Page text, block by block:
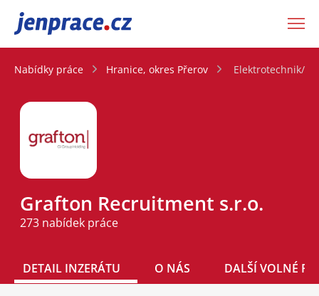
JenPráce.cz
Nabídky práce Hranice, okres Přerov Elektrotechnik/
Grafton Recruitment s.r.o.
273 nabídek práce
DETAIL INZERÁTU O NÁS DALŠÍ VOLNÉ